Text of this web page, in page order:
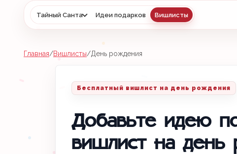
Тайный Санта Идеи подарков Вишлисты
Главная/Вишлисты/День рождения
Бесплатный вишлист на день рождения
Добавьте идею
вишлист на день